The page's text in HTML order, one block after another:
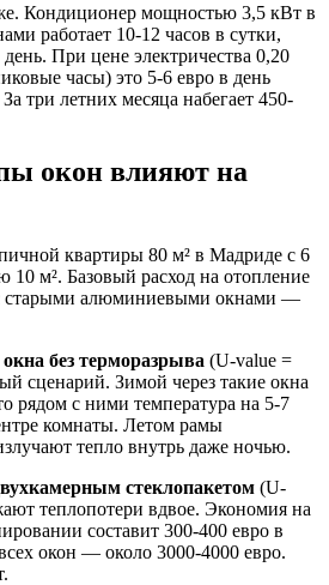
Кондиционер мощностью 3,5 кВт в
работает 10-12 часов в сутки,
При цене электричества 0,20
часы) это 5-6 евро в день
три летних месяца набегает 450-
окон влияют на
квартиры 80 м² в Мадриде с 6
м². Базовый расход на отопление
старыми алюминиевыми окнами —
без терморазрыва (U-value =
сценарий. Зимой через такие окна
рядом с ними температура на 5-7
комнаты. Летом рамы
тепло внутрь даже ночью.
стеклопакетом (U-
теплопотери вдвое. Экономия на
составит 300-400 евро в
окон — около 3000-4000 евро.